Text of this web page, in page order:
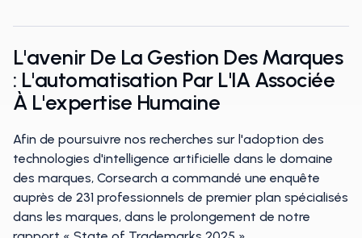
L'avenir De La Gestion Des Marques
: L'automatisation Par L'IA Associée
À L'expertise Humaine
Afin de poursuivre nos recherches sur l'adoption des
technologies d'intelligence artificielle dans le domaine
des marques, Corsearch a commandé une enquête
auprès de 231 professionnels de premier plan spécialisés
dans les marques, dans le prolongement de notre